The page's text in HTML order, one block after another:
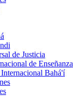
de Justicia
de Enseñanza
Bahá'í